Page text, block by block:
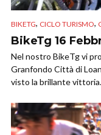
BIKETG, CICLO TURISMO,
BikeTg 16
Nel nostro BikeTg vi
Granfondo Città di
visto la brillante